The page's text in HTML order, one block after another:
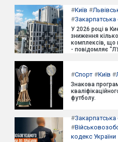
#Київ #
#Закарпатська
У 2026 році в
зниження
комплексів, що
- повідомляє
#Спорт #Київ #
Знакова
футболу.
#Закарпатська
#
кодекс України